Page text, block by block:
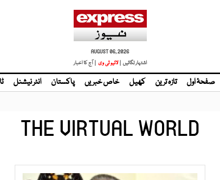
AUGUST 06, 2026
اشتہار لگائیں |
| آج کا اخبار
صفحۂ اول تازہ ترین کھیل خاص خبریں پاکستان انٹر نیشنل
THE VIRTUAL WORLD